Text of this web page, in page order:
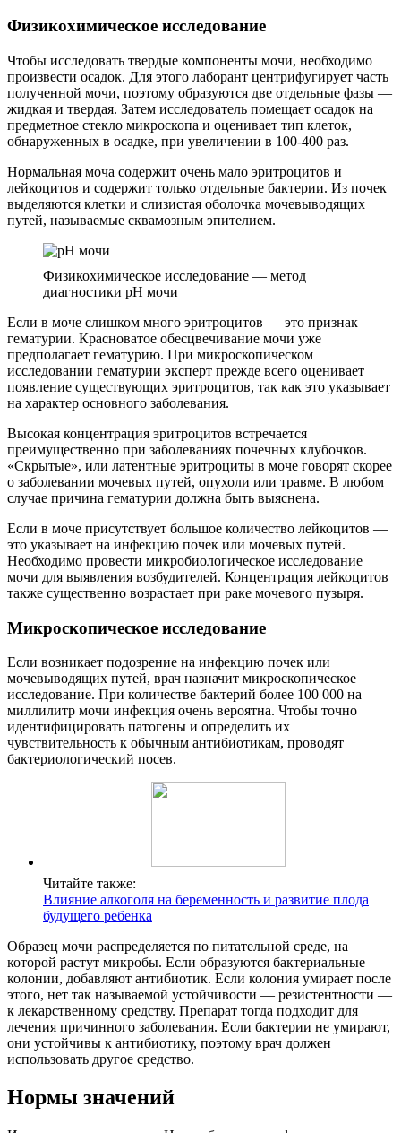
Физикохимическое исследование
Чтобы исследовать твердые компоненты мочи, необходимо
произвести осадок. Для этого лаборант центрифугирует часть
полученной мочи, поэтому образуются две отдельные фазы —
жидкая и твердая. Затем исследователь помещает осадок на
предметное стекло микроскопа и оценивает тип клеток,
обнаруженных в осадке, при увеличении в 100-400 раз.
Нормальная моча содержит очень мало эритроцитов и
лейкоцитов и содержит только отдельные бактерии. Из почек
выделяются клетки и слизистая оболочка мочевыводящих
путей, называемые сквамозным эпителием.
Физикохимическое исследование — метод
диагностики pH мочи
Если в моче слишком много эритроцитов — это признак
гематурии. Красноватое обесцвечивание мочи уже
предполагает гематурию. При микроскопическом
исследовании гематурии эксперт прежде всего оценивает
появление существующих эритроцитов, так как это указывает
на характер основного заболевания.
Высокая концентрация эритроцитов встречается
преимущественно при заболеваниях почечных клубочков.
«Скрытые», или латентные эритроциты в моче говорят скорее
о заболевании мочевых путей, опухоли или травме. В любом
случае причина гематурии должна быть выяснена.
Если в моче присутствует большое количество лейкоцитов —
это указывает на инфекцию почек или мочевых путей.
Необходимо провести микробиологическое исследование
мочи для выявления возбудителей. Концентрация лейкоцитов
также существенно возрастает при раке мочевого пузыря.
Микроскопическое исследование
Если возникает подозрение на инфекцию почек или
мочевыводящих путей, врач назначит микроскопическое
исследование. При количестве бактерий более 100 000 на
миллилитр мочи инфекция очень вероятна. Чтобы точно
идентифицировать патогены и определить их
чувствительность к обычным антибиотикам, проводят
бактериологический посев.
Читайте также:
Влияние алкоголя на беременность и развитие плода
будущего ребенка
Образец мочи распределяется по питательной среде, на
которой растут микробы. Если образуются бактериальные
колонии, добавляют антибиотик. Если колония умирает после
этого, нет так называемой устойчивости — резистентности —
к лекарственному средству. Препарат тогда подходит для
лечения причинного заболевания. Если бактерии не умирают,
они устойчивы к антибиотику, поэтому врач должен
использовать другое средство.
Нормы значений